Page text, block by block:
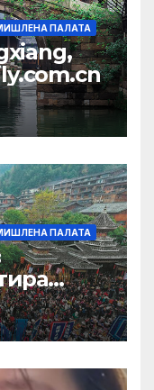
ПАЛАТА
ПАЛАТА